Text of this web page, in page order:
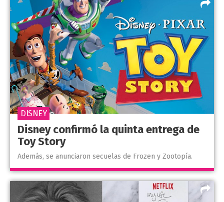
Disney confirmó la quinta entrega de
Toy Story
Además, se anunciaron secuelas de Frozen y Zootopía.
DISNEY